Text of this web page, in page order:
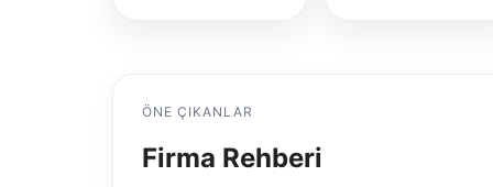
ÖNE ÇIKANLAR
Firma Rehberi